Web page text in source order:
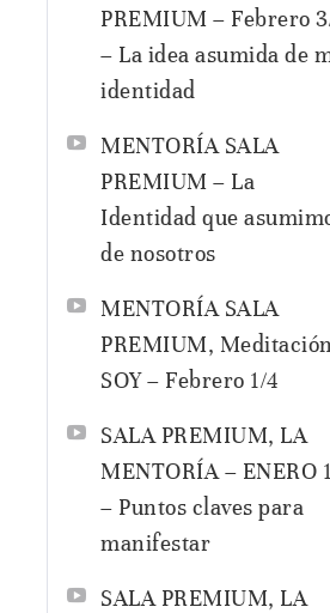
PREMIUM – Febrero
– La idea asumida de
identidad
MENTORÍA SALA
PREMIUM – La
Identidad que
de nosotros
MENTORÍA SALA
PREMIUM,
SOY – Febrero 1/4
SALA PREMIUM, LA
MENTORÍA – ENERO
– Puntos claves para
manifestar
SALA PREMIUM, LA